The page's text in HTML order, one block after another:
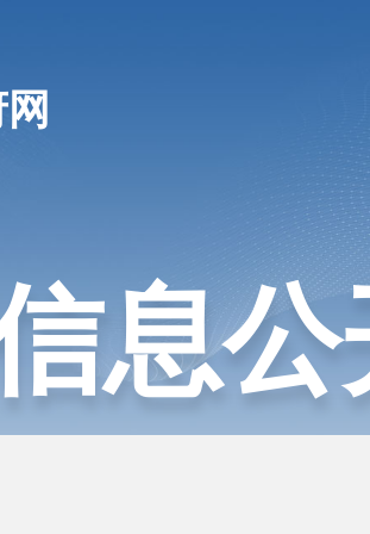
息